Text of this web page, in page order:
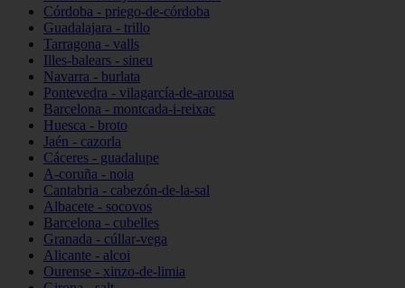
Córdoba - priego-de-córdoba
Guadalajara - trillo
Tarragona - valls
Illes-balears - sineu
Navarra - burlata
Pontevedra - vilagarcía-de-arousa
Barcelona - montcada-i-reixac
Huesca - broto
Jaén - cazorla
Cáceres - guadalupe
A-coruña - noia
Cantabria - cabezón-de-la-sal
Albacete - socovos
Barcelona - cubelles
Granada - cúllar-vega
Alicante - alcoi
Ourense - xinzo-de-limia